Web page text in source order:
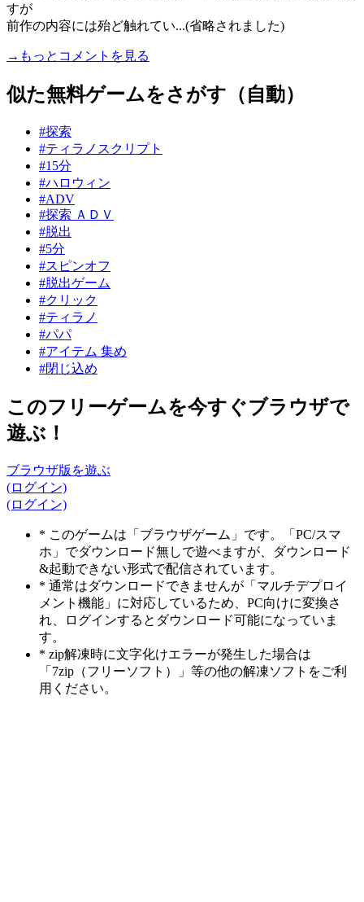
すが
前作の内容には殆ど触れてい...(省略されました)
→もっとコメントを見る
似た無料ゲームをさがす（自動）
#探索
#ティラノスクリプト
#15分
#ハロウィン
#ADV
#探索 ＡＤＶ
#脱出
#5分
#スピンオフ
#脱出ゲーム
#クリック
#ティラノ
#パパ
#アイテム 集め
#閉じ込め
このフリーゲームを今すぐブラウザで
遊ぶ！
ブラウザ版を遊ぶ
(ログイン)
(ログイン)
* このゲームは「ブラウザゲーム」です。「PC/スマ
ホ」でダウンロード無しで遊べますが、ダウンロード
&起動できない形式で配信されています。
* 通常はダウンロードできませんが「マルチデプロイ
メント機能」に対応しているため、PC向けに変換さ
れ、ログインするとダウンロード可能になっていま
す。
* zip解凍時に文字化けエラーが発生した場合は
「7zip（フリーソフト）」等の他の解凍ソフトをご利
用ください。